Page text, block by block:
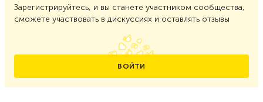
Зарегистрируйтесь, и вы станете участником сообщества,
сможете участвовать в дискуссиях и оставлять отзывы
ВОЙТИ